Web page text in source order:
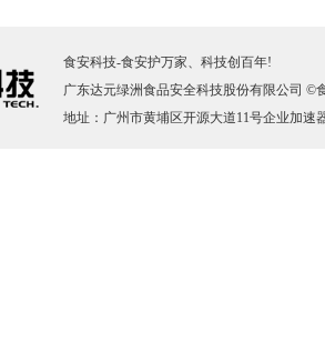
食安科技-食安护万家、科技创百年!
广东达元绿洲食品安全科技股份有限公司 ©
地址：广州市黄埔区开源大道11号企业加速